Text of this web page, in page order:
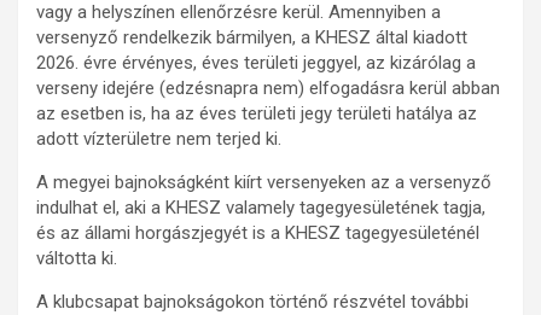
vagy a helyszínen ellenőrzésre kerül. Amennyiben a
versenyző rendelkezik bármilyen, a KHESZ által kiadott
2026. évre érvényes, éves területi jeggyel, az kizárólag a
verseny idejére (edzésnapra nem) elfogadásra kerül abban
az esetben is, ha az éves területi jegy területi hatálya az
adott vízterületre nem terjed ki.
A megyei bajnokságként kiírt versenyeken az a versenyző
indulhat el, aki a KHESZ valamely tagegyesületének tagja,
és az állami horgászjegyét is a KHESZ tagegyesületénél
váltotta ki.
A klubcsapat bajnokságokon történő részvétel további